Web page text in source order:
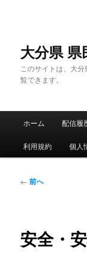
大分県
このサイトは、大
覧できます。
メ
ホーム 配信履
利用規約 個人
投
ゲ
ー
← 前へ
安全・